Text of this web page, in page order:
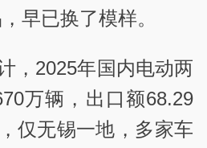
早已换了模样。
，2025年国内电动两
万辆，出口额68.29
仅无锡一地，多家车